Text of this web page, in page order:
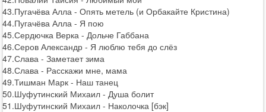
43.Пугачёва Алла - Опять метель (и Орбакайте Кристина)
44.Пугачёва Алла - Я пою
45.Сердючка Верка - Дольче Габбана
46.Серов Александр - Я люблю тебя до слёз
47.Слава - Заметает зима
48.Слава - Расскажи мне, мама
49.Тишман Марк - Наш танец
50.Шуфутинский Михаил - Душа болит
51.Шуфутинский Михаил - Наколочка [бэк]